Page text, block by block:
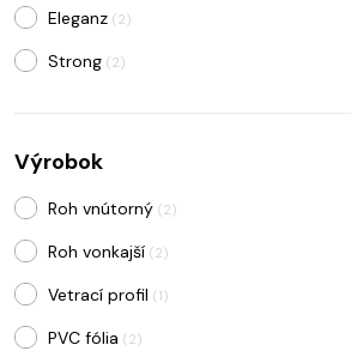
Eleganz (2)
Strong (2)
Výrobok
Roh vnútorný (2)
Roh vonkajší (2)
Vetrací profil (1)
PVC fólia (2)